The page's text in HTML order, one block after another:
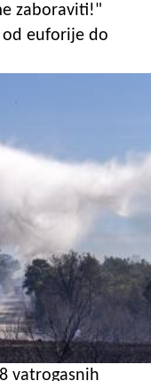
zaboraviti!"
euforije do
vatrogasnih